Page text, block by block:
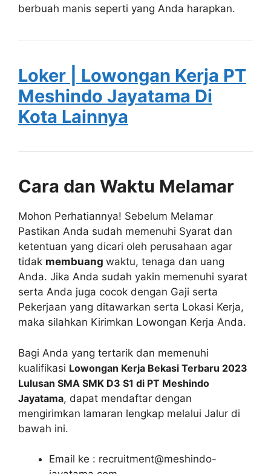
berbuah manis seperti yang Anda harapkan.
Loker | Lowongan Kerja PT
Meshindo Jayatama Di
Kota Lainnya
Cara dan Waktu Melamar
Mohon Perhatiannya! Sebelum Melamar
Pastikan Anda sudah memenuhi Syarat dan
ketentuan yang dicari oleh perusahaan agar
tidak membuang waktu, tenaga dan uang
Anda. Jika Anda sudah yakin memenuhi syarat
serta Anda juga cocok dengan Gaji serta
Pekerjaan yang ditawarkan serta Lokasi Kerja,
maka silahkan Kirimkan Lowongan Kerja Anda.
Bagi Anda yang tertarik dan memenuhi
kualifikasi Lowongan Kerja Bekasi Terbaru 2023
Lulusan SMA SMK D3 S1 di PT Meshindo
Jayatama, dapat mendaftar dengan
mengirimkan lamaran lengkap melalui Jalur di
bawah ini.
Email ke : recruitment@meshindo-